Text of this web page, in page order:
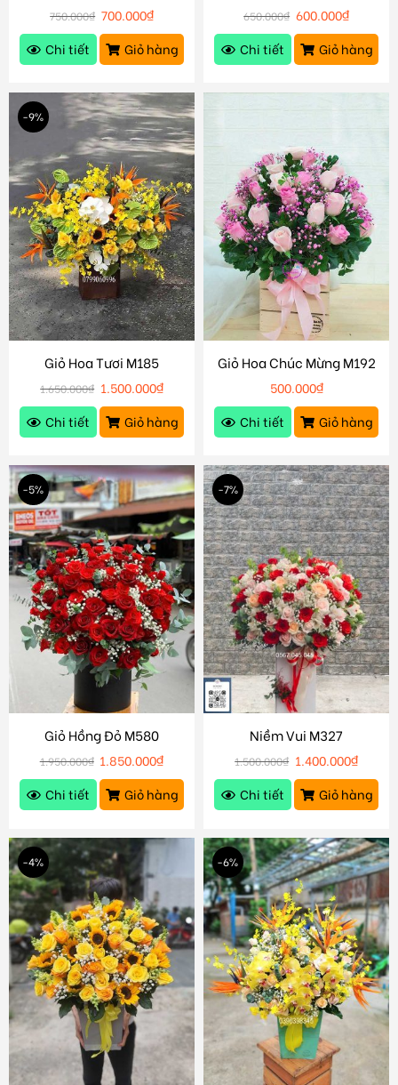
750.000₫ 700.000₫
Chi tiết
Giỏ hàng
650.000₫ 600.000₫
Chi tiết
Giỏ hàng
-9%
Giỏ Hoa Tươi M185
1.650.000₫ 1.500.000₫
Chi tiết
Giỏ hàng
Giỏ Hoa Chúc Mừng M192
500.000₫
Chi tiết
Giỏ hàng
-5%
Giỏ Hồng Đỏ M580
1.950.000₫ 1.850.000₫
Chi tiết
Giỏ hàng
-7%
Niềm Vui M327
1.500.000₫ 1.400.000₫
Chi tiết
Giỏ hàng
-4% -6%